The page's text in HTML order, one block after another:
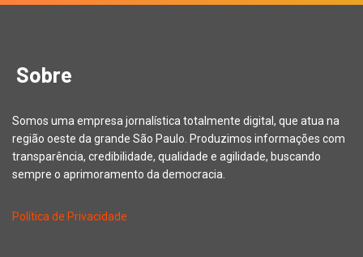
Sobre
Somos uma empresa jornalística totalmente digital, que atua na
região oeste da grande São Paulo. Produzimos informações com
transparência, credibilidade, qualidade e agilidade, buscando
sempre o aprimoramento da democracia.
Política de Privacidade